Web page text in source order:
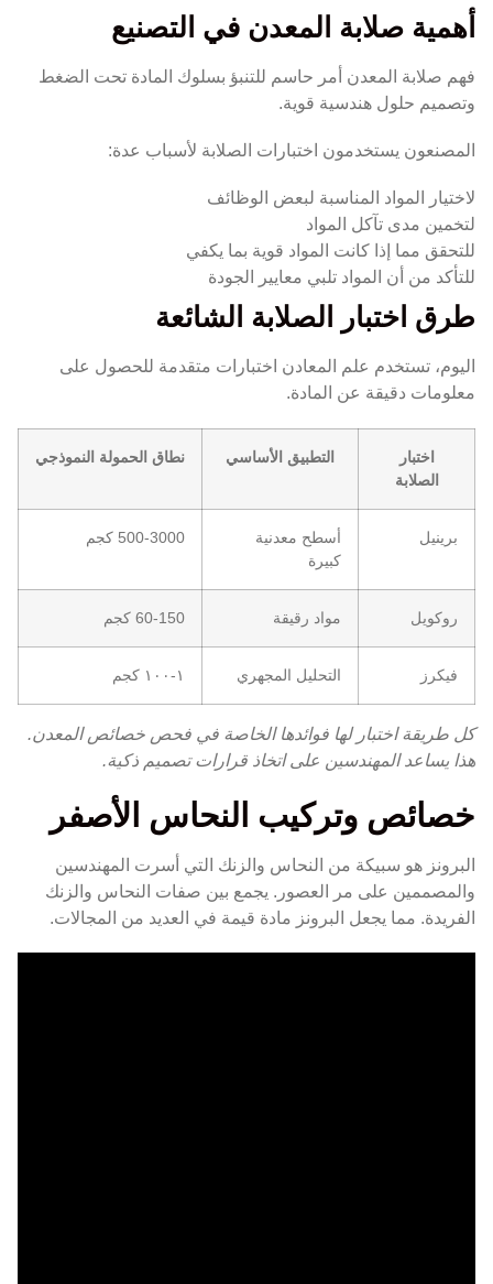
أهمية صلابة المعدن في التصنيع
فهم صلابة المعدن أمر حاسم للتنبؤ بسلوك المادة تحت الضغط
وتصميم حلول هندسية قوية.
المصنعون يستخدمون اختبارات الصلابة لأسباب عدة:
لاختيار المواد المناسبة لبعض الوظائف
لتخمين مدى تآكل المواد
للتحقق مما إذا كانت المواد قوية بما يكفي
للتأكد من أن المواد تلبي معايير الجودة
طرق اختبار الصلابة الشائعة
اليوم، تستخدم علم المعادن اختبارات متقدمة للحصول على
معلومات دقيقة عن المادة.
اختبار
الصلابة
التطبيق الأساسي نطاق الحمولة النموذجي
برينيل
أسطح معدنية
كبيرة
500-3000 كجم
روكويل مواد رقيقة 60-150 كجم
فيكرز التحليل المجهري ١-١٠٠ كجم
كل طريقة اختبار لها فوائدها الخاصة في فحص خصائص المعدن.
هذا يساعد المهندسين على اتخاذ قرارات تصميم ذكية.
خصائص وتركيب النحاس الأصفر
البرونز هو سبيكة من النحاس والزنك التي أسرت المهندسين
والمصممين على مر العصور. يجمع بين صفات النحاس والزنك
الفريدة. مما يجعل البرونز مادة قيمة في العديد من المجالات.